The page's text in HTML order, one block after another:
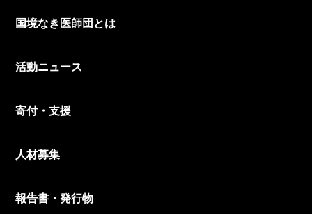
国境なき医師団とは
活動ニュース
寄付・支援
人材募集
報告書・発行物